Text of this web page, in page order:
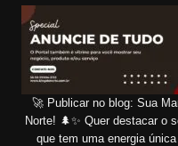
🚀 Publicar no blog: Sua
Norte! 🌲✨ Quer destacar o
que tem uma energia